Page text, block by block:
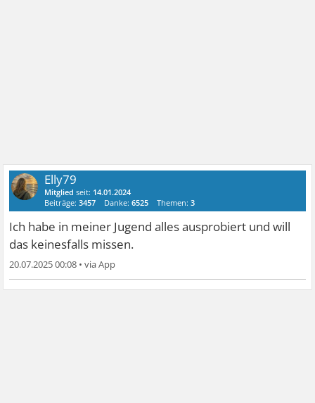
Elly79
Mitglied seit: 14.01.2024
Beiträge:3457 Danke:6525 Themen:3
Ich habe in meiner Jugend alles ausprobiert und will
das keinesfalls missen.
20.07.2025 00:08 •